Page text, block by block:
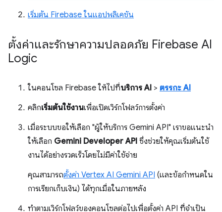
เริ่มต้น Firebase ในแอปพลิเคชัน
ตั้งค่าและรักษาความปลอดภัย Firebase AI
Logic
ในคอนโซล Firebase ให้ไปที่บริการ AI > ตรรกะ AI
คลิกเริ่มต้นใช้งานเพื่อเปิดเวิร์กโฟลว์การตั้งค่า
เมื่อระบบขอให้เลือก "ผู้ให้บริการ Gemini API" เราขอแนะนำ
ให้เลือก Gemini Developer API ซึ่งช่วยให้คุณเริ่มต้นใช้
งานได้อย่างรวดเร็วโดยไม่มีค่าใช้จ่าย
คุณสามารถตั้งค่า Vertex AI Gemini API (และข้อกำหนดใน
การเรียกเก็บเงิน) ได้ทุกเมื่อในภายหลัง
ทำตามเวิร์กโฟลว์ของคอนโซลต่อไปเพื่อตั้งค่า API ที่จำเป็น